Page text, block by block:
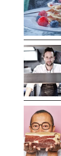
Restaurant
is een ode aan
Nederlandse